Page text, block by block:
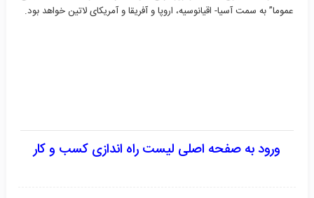
عموما” به سمت آسیا- اقیانوسیه، اروپا و آفریقا و آمریکای لاتین خواهد بود.
ورود به صفحه اصلی لیست راه اندازی کسب وکار